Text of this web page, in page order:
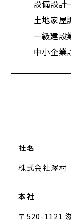
設備設
土地家
一級建
中小企
社名
株式会社澤村
本社
〒520-1121